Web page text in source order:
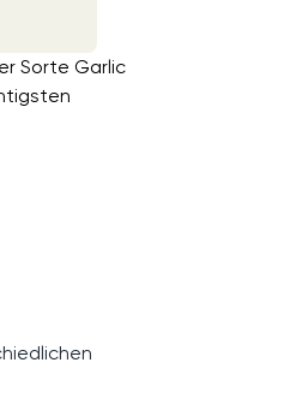
Sorte Garlic